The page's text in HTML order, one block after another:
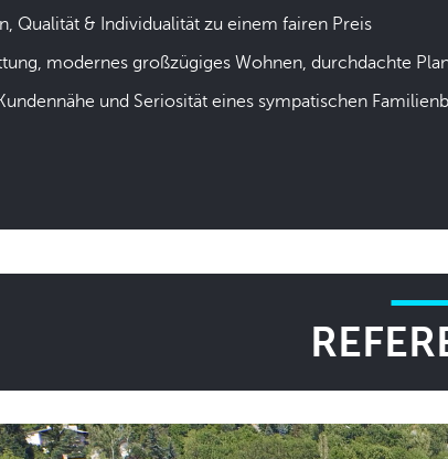
Qualität & Individualität zu einem fairen Preis
modernes großzügiges Wohnen, durchdachte
und Seriosität eines sympatischen